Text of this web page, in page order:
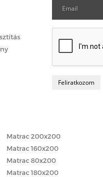
Matrac 200x200
Matrac 160x200
Matrac 80x200
Matrac 180x200